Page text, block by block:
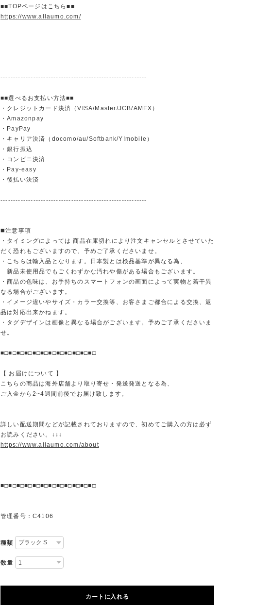
■■TOPページはこちら■■
https://www.allaumo.com/
----------------------------------------------------------
■■選べるお支払い方法■■
・クレジットカード決済（VISA/Master/JCB/AMEX）
・Amazonpay
・PayPay
・キャリア決済（docomo/au/Softbank/Y!mobile）
・銀行振込
・コンビニ決済
・Pay-easy
・後払い決済
----------------------------------------------------------
◼️注意事項
・タイミングによっては 商品在庫切れにより注文キャンセルとさせていた
だく恐れもございますので、予めご了承くださいませ。
・こちらは輸入品となります。日本製とは検品基準が異なる為、
新品未使用品でもごくわずかな汚れや傷がある場合もございます。
・商品の色味は、お手持ちのスマートフォンの画面によって実物と若干異
なる場合がございます。
・イメージ違いやサイズ・カラー交換等、お客さまご都合による交換、返
品は対応出来かねます。
・タグデザインは画像と異なる場合がございます。予めご了承くださいま
せ。
■□■□■□■□■□■□■□■□■□■□■□■□
【 お届けについて 】
こちらの商品は海外店舗より取り寄せ・発送発送となる為、
ご入金から2~4週間前後でお届け致します。
詳しい配送期間などが記載されておりますので、初めてご購入の方は必ず
お読みください。↓↓↓
https://www.allaumo.com/about
■□■□■□■□■□■□■□■□■□■□■□■□
管理番号：C4106
種類
数量
カートに入れる